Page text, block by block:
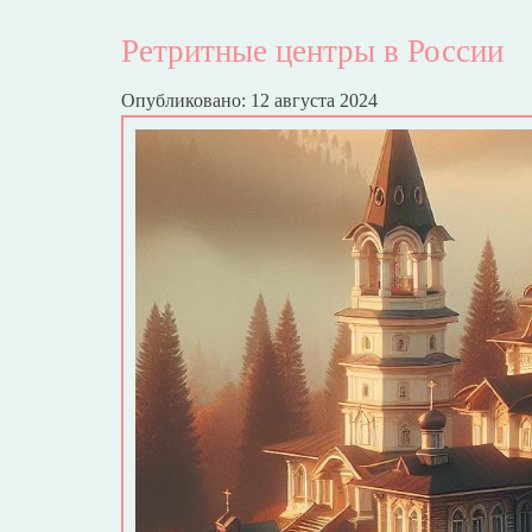
Ретритные центры в России
Опубликовано: 12 августа 2024